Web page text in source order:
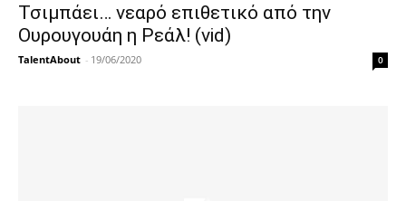
Τσιμπάει… νεαρό επιθετικό από την
Ουρουγουάη η Ρεάλ! (vid)
TalentAbout - 19/06/2020 0